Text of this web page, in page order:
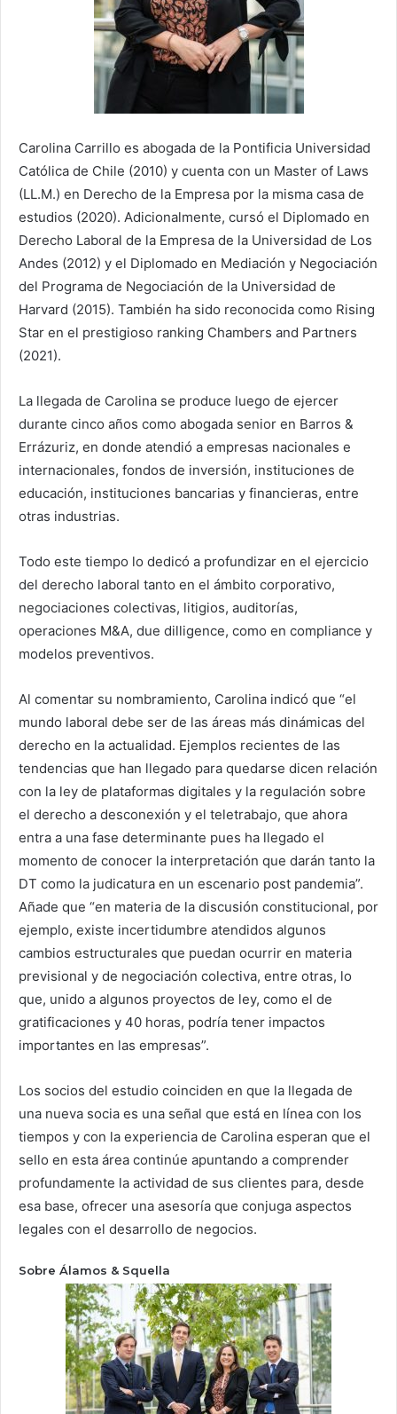
Carolina Carrillo es abogada de la Pontificia Universidad
Católica de Chile (2010) y cuenta con un Master of Laws
(LL.M.) en Derecho de la Empresa por la misma casa de
estudios (2020). Adicionalmente, cursó el Diplomado en
Derecho Laboral de la Empresa de la Universidad de Los
Andes (2012) y el Diplomado en Mediación y Negociación
del Programa de Negociación de la Universidad de
Harvard (2015). También ha sido reconocida como Rising
Star en el prestigioso ranking Chambers and Partners
(2021).
La llegada de Carolina se produce luego de ejercer
durante cinco años como abogada senior en Barros &
Errázuriz, en donde atendió a empresas nacionales e
internacionales, fondos de inversión, instituciones de
educación, instituciones bancarias y financieras, entre
otras industrias.
Todo este tiempo lo dedicó a profundizar en el ejercicio
del derecho laboral tanto en el ámbito corporativo,
negociaciones colectivas, litigios, auditorías,
operaciones M&A, due dilligence, como en compliance y
modelos preventivos.
Al comentar su nombramiento, Carolina indicó que “el
mundo laboral debe ser de las áreas más dinámicas del
derecho en la actualidad. Ejemplos recientes de las
tendencias que han llegado para quedarse dicen relación
con la ley de plataformas digitales y la regulación sobre
el derecho a desconexión y el teletrabajo, que ahora
entra a una fase determinante pues ha llegado el
momento de conocer la interpretación que darán tanto la
DT como la judicatura en un escenario post pandemia”.
Añade que “en materia de la discusión constitucional, por
ejemplo, existe incertidumbre atendidos algunos
cambios estructurales que puedan ocurrir en materia
previsional y de negociación colectiva, entre otras, lo
que, unido a algunos proyectos de ley, como el de
gratificaciones y 40 horas, podría tener impactos
importantes en las empresas”.
Los socios del estudio coinciden en que la llegada de
una nueva socia es una señal que está en línea con los
tiempos y con la experiencia de Carolina esperan que el
sello en esta área continúe apuntando a comprender
profundamente la actividad de sus clientes para, desde
esa base, ofrecer una asesoría que conjuga aspectos
legales con el desarrollo de negocios.
Sobre Álamos & Squella